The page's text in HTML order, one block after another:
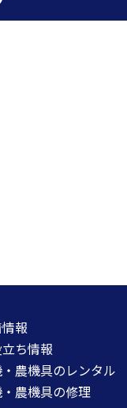
報
ち情報
農機具のレンタル
農機具の修理